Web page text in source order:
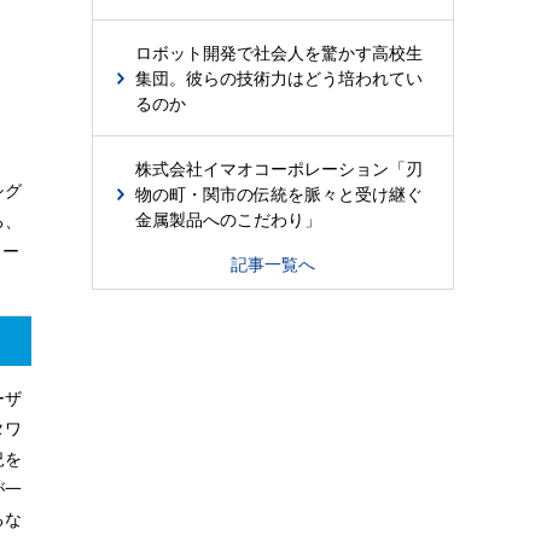
グ
ザ
を
一
な
ロボット開発で社会人を驚かす高校生
集団。彼らの技術力はどう培われてい
るのか
株式会社イマオコーポレーション「刃
物の町・関市の伝統を脈々と受け継ぐ
金属製品へのこだわり」
記事一覧へ